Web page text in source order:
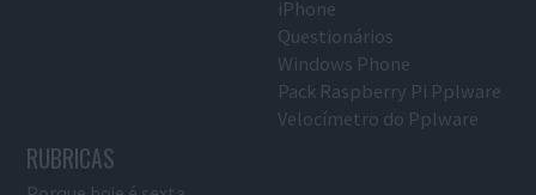
iPhone
Questionários
Windows Phone
Pack Raspberry Pi Pplware
Velocímetro do Pplware
RUBRICAS